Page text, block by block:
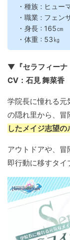
・種族 : ヒュー
・職業 : フェン
・身長 : 165㎝
・体重 : 53㎏
▼『セラフィーナ
CV：石見 舞菜香
学院長に憧れる元
の隠れ里から、冒
したメイジ志望の
アウトドアや、冒
即行動に移すタイ